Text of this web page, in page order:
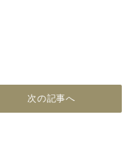
次の記事へ